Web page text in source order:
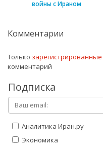
войны с Ираном
Комментарии
Только зарегистрированные
комментарий
Подписка
Аналитика Иран.ру
Экономика